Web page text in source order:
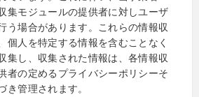
集モジュールの提供者に対しユーザ
う場合があります。これらの情報収
個人を特定する情報を含むことなく
集し、収集された情報は、各情報収
者の定めるプライバシーポリシーそ
き管理されます。